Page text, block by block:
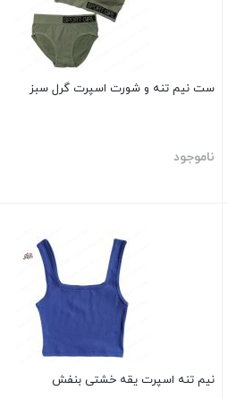
ست نیم تنه و شورت اسپرت گرل سبز
ناموجود
نیم تنه اسپرت یقه خشتی بنفش